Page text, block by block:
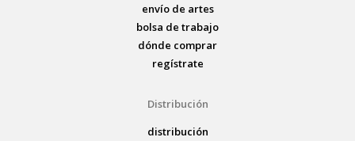
envío de artes
bolsa de trabajo
dónde comprar
regístrate
Distribución
distribución